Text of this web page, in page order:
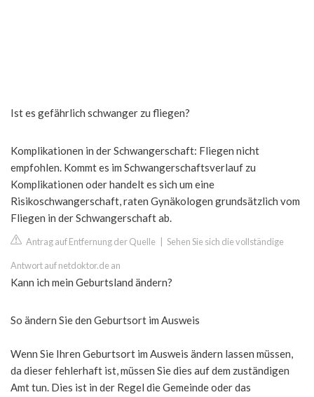
Ist es gefährlich schwanger zu fliegen?
Komplikationen in der Schwangerschaft: Fliegen nicht
empfohlen. Kommt es im Schwangerschaftsverlauf zu
Komplikationen oder handelt es sich um eine
Risikoschwangerschaft, raten Gynäkologen grundsätzlich vom
Fliegen in der Schwangerschaft ab.
Antrag auf Entfernung der Quelle Sehen Sie sich die vollständige
Antwort auf netdoktor.de an
Kann ich mein Geburtsland ändern?
So ändern Sie den Geburtsort im Ausweis
Wenn Sie Ihren Geburtsort im Ausweis ändern lassen müssen,
da dieser fehlerhaft ist, müssen Sie dies auf dem zuständigen
Amt tun. Dies ist in der Regel die Gemeinde oder das